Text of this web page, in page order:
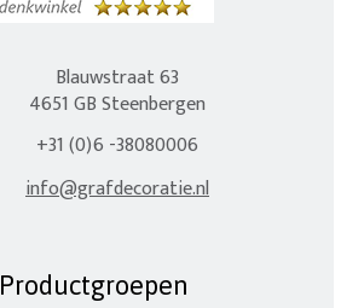
Blauwstraat 63
4651 GB Steenbergen
+31 (0)6 -38080006
info@grafdecoratie.nl
Productgroepen